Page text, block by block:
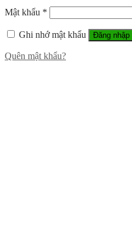
Mật khẩu *
Ghi nhớ mật khẩu Đăng nhập
Quên mật khẩu?